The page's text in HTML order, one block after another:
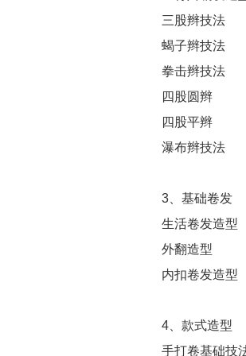
三股辫技法
蝎子辫技法
拳击辫技法
四股圆辫
四股平辫
瀑布辫技法
3、基础卷发
生活卷发造型
外翻造型
内扣卷发造型
4、款式造型
手打卷基础技